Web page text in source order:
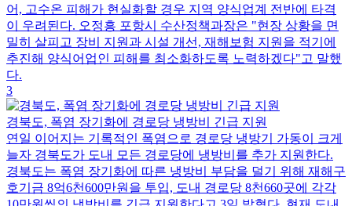
어, 고수온 피해가 현실화할 경우 지역 양식업계 전반에 타격
이 우려된다. 오정흥 포항시 수산정책과장은 "현장 상황을 면
밀히 살피고 장비 지원과 시설 개선, 재해보험 지원을 적기에
추진해 양식어업인 피해를 최소화하도록 노력하겠다"고 말했
다.
3
경북도, 폭염 장기화에 경로당 냉방비 긴급 지원
연일 이어지는 기록적인 폭염으로 경로당 냉방기 가동이 크게
늘자 경북도가 도내 모든 경로당에 냉방비를 추가 지원한다.
경북도는 폭염 장기화에 따른 냉방비 부담을 덜기 위해 재해구
호기금 8억6천600만원을 투입, 도내 경로당 8천660곳에 각각